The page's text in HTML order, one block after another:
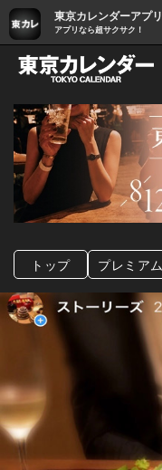
東京カレンダーアプリ
アプリなら超サクサク！
トップ プレミアム